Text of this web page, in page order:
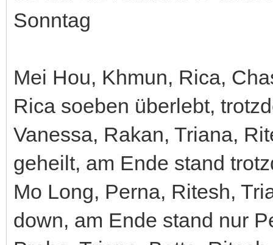
Sonntag
Mei Hou, Khmun, Rica,
Rica soeben überlebt,
Vanessa, Rakan, Triana,
geheilt, am Ende stand
Mo Long, Perna, Ritesh,
down, am Ende stand nur